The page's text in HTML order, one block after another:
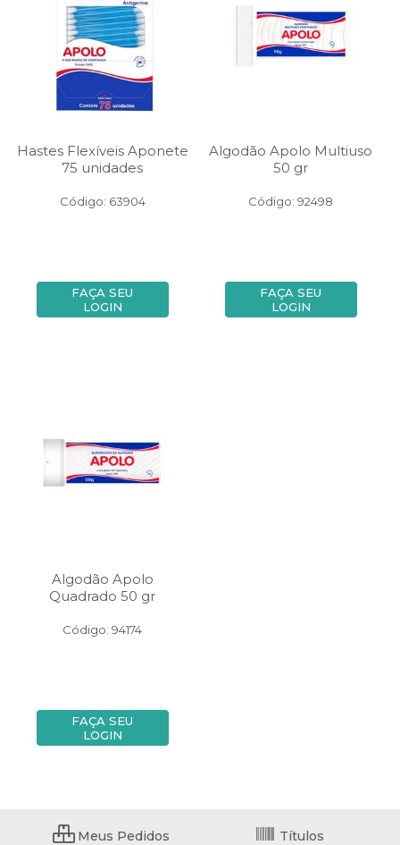
Hastes Flexíveis Aponete
75 unidades
Código: 63904
FAÇA SEU
LOGIN
Algodão Apolo Multiuso
50 gr
Código: 92498
FAÇA SEU
LOGIN
Algodão Apolo
Quadrado 50 gr
Código: 94174
FAÇA SEU
LOGIN
Meus Pedidos Títulos